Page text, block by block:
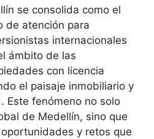
se consolida como el
de atención para
internacionales
ámbito de las
con licencia
el paisaje inmobiliario y
Este fenómeno no solo
de Medellín, sino que
y retos que